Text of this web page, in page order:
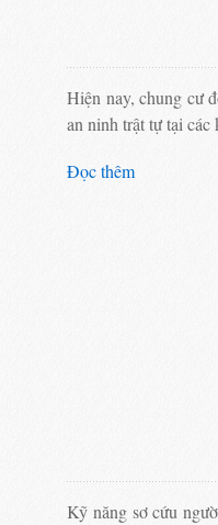
Hiện nay, chung cư
an ninh trật tự tại
Đọc thêm
Kỹ năng sơ cứu